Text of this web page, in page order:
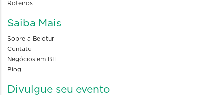
Roteiros
Saiba Mais
Sobre a Belotur
Contato
Negócios em BH
Blog
Divulgue seu evento